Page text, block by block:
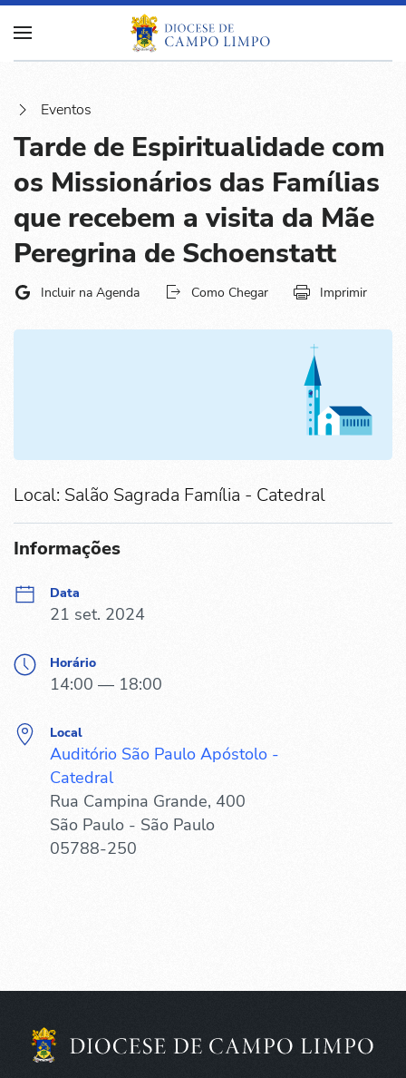
Eventos
Tarde de Espiritualidade com
os Missionários das Famílias
que recebem a visita da Mãe
Peregrina de Schoenstatt
Incluir na Agenda Como Chegar Imprimir
Local: Salão Sagrada Família - Catedral
Informações
Data
21 set. 2024
Horário
14:00 — 18:00
Local
Auditório São Paulo Apóstolo -
Catedral
Rua Campina Grande, 400
São Paulo - São Paulo
05788-250